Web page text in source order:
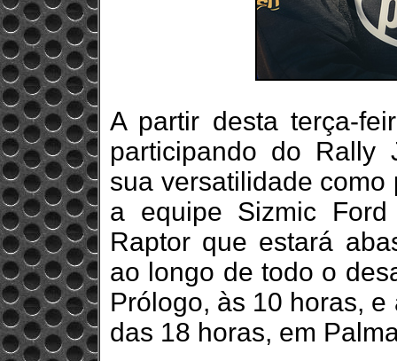
A partir desta terça-
participando do Rally
sua versatilidade como
a equipe Sizmic
Raptor que estará
ao longo de todo o
Prólogo, às 10 horas,
das 18 horas, em